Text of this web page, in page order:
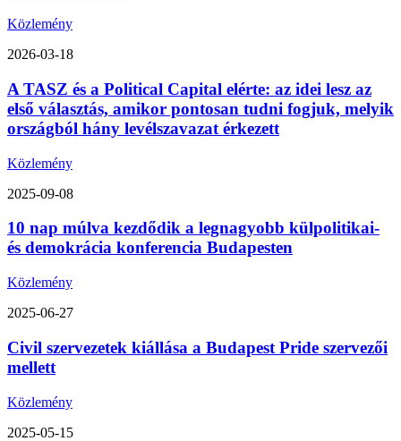
Közlemény
2026-03-18
A TASZ és a Political Capital elérte: az idei lesz az
első választás, amikor pontosan tudni fogjuk, melyik
országból hány levélszavazat érkezett
Közlemény
2025-09-08
10 nap múlva kezdődik a legnagyobb külpolitikai-
és demokrácia konferencia Budapesten
Közlemény
2025-06-27
Civil szervezetek kiállása a Budapest Pride szervezői
mellett
Közlemény
2025-05-15